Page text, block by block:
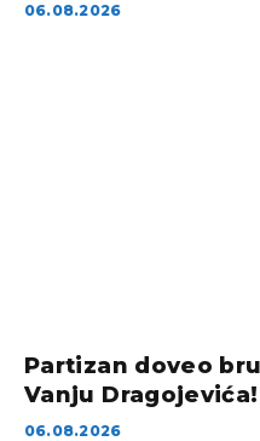
06.08.2026
Partizan doveo
Vanju Dragojevića!
06.08.2026